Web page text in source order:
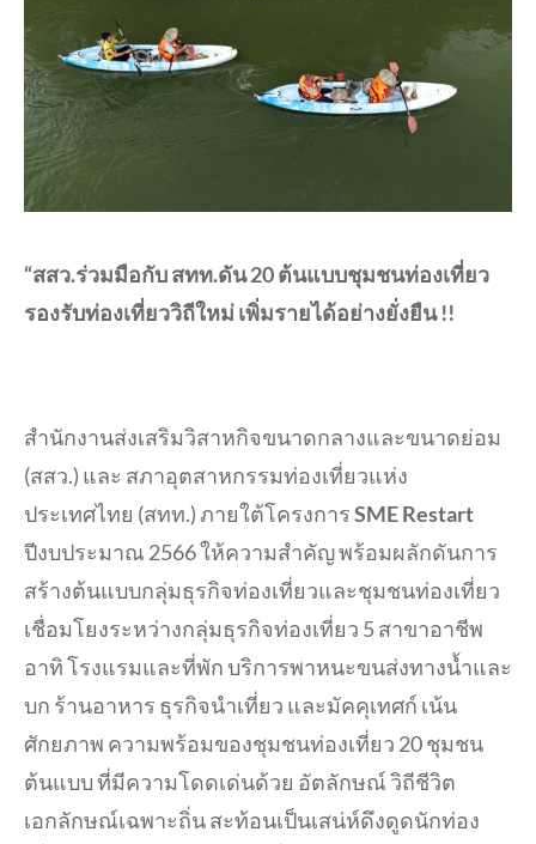
“สสว.ร่วมมือกับ สทท.ดัน 20 ต้นแบบชุมชนท่องเที่ยว
รองรับท่องเที่ยววิถีใหม่ เพิ่มรายได้อย่างยั่งยืน !!
สำนักงานส่งเสริมวิสาหกิจขนาดกลางและขนาดย่อม
(สสว.) และ สภาอุตสาหกรรมท่องเที่ยวแห่ง
ประเทศไทย (สทท.) ภายใต้โครงการSME Restart
ปีงบประมาณ 2566 ให้ความสำคัญ พร้อมผลักดันการ
สร้างต้นแบบกลุ่มธุรกิจท่องเที่ยวและชุมชนท่องเที่ยว
เชื่อมโยงระหว่างกลุ่มธุรกิจท่องเที่ยว 5 สาขาอาชีพ
อาทิ โรงแรมและที่พัก บริการพาหนะขนส่งทางน้ำและ
บก ร้านอาหาร ธุรกิจนำเที่ยว และมัคคุเทศก์ เน้น
ศักยภาพ ความพร้อมของชุมชนท่องเที่ยว 20 ชุมชน
ต้นแบบ ที่มีความโดดเด่นด้วย อัตลักษณ์ วิถีชีวิต
เอกลักษณ์เฉพาะถิ่น สะท้อนเป็นเสน่ห์ดึงดูดนักท่อง